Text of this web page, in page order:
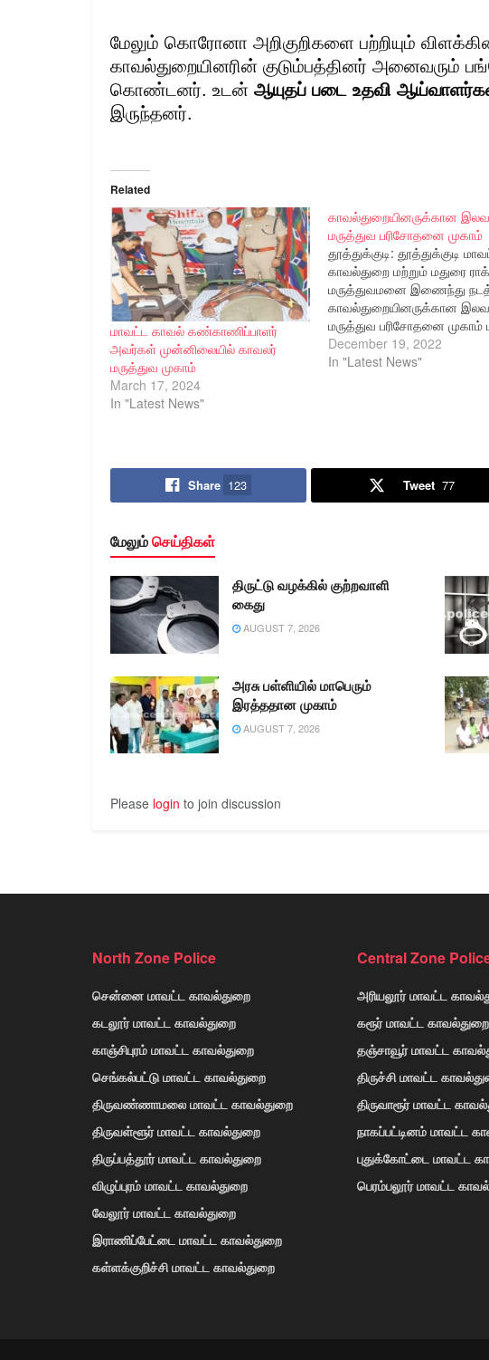
மேலும் கொரோனா அறிகுறிகளை பற்றியும்
காவல்துறையினரின் குடும்பத்தினர் அனைவரும்
கொண்டனர். உடன் ஆயுதப் படை உதவி
இருந்தனர்.
Related
மாவட்ட காவல் கண்காணிப்பாளர்
அவர்கள் முன்னிலையில் காவலர்
மருத்துவ முகாம்
March 17, 2024
In "Latest News"
காவல்துறையினருக்கான
மருத்துவ பரிசோதனை முகாம்
தூத்துக்குடி: தூத்துக்குடி
காவல்துறை மற்றும் மதுரை
மருத்துவமனை இணைந்து
காவல்துறையினருக்கான
மருத்துவ பரிசோதனை முகாம்
காவல் கண்காணிப்பாளர் திரு.
பாலாஜி சரவணன் அவர்கள்
உத்தரவின்படி
மாவட்ட ஆயுதப்படை வளாகத்தில்
வைத்து இரத்தஅழுத்தம்
December 19, 2022
In "Latest News"
Share 123 Tweet 77
மேலும்செய்திகள்
திருட்டு வழக்கில் குற்றவாளி
கைது
AUGUST 7, 2026
அரசு பள்ளியில் மாபெரும்
இரத்ததான முகாம்
AUGUST 7, 2026
Please login to join discussion
North Zone Police
சென்னை மாவட்ட காவல்துறை
கடலூர் மாவட்ட காவல்துறை
காஞ்சிபுரம் மாவட்ட காவல்துறை
செங்கல்பட்டு மாவட்ட காவல்துறை
திருவண்ணாமலை மாவட்ட காவல்துறை
திருவள்ளூர் மாவட்ட காவல்துறை
திருப்பத்தூர் மாவட்ட காவல்துறை
விழுப்புரம் மாவட்ட காவல்துறை
வேலூர் மாவட்ட காவல்துறை
இராணிப்பேட்டை மாவட்ட காவல்துறை
கள்ளக்குறிச்சி மாவட்ட காவல்துறை
Central Zone
அரியலூர் மாவட்ட
கரூர் மாவட்ட காவல்துறை
தஞ்சாவூர் மாவட்ட
திருச்சி மாவட்ட
திருவாரூர் மாவட்ட
நாகப்பட்டினம் மாவட்ட
புதுக்கோட்டை மாவட்ட
பெரம்பலூர் மாவட்ட